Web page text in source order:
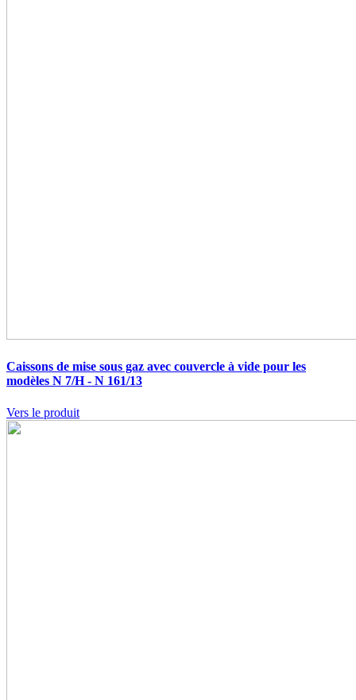
Caissons de mise sous gaz avec couvercle à vide pour les
modèles N 7/H - N 161/13
Vers le produit